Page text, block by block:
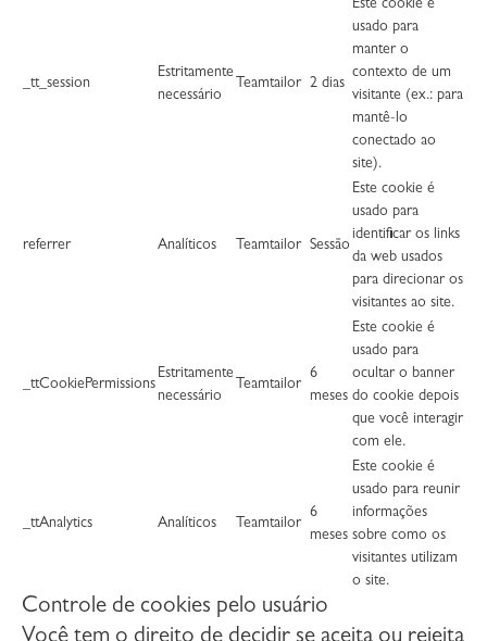
_tt_session
Estritamente
necessário
Teamtailor 2 dias
Este cookie é
usado para
manter o
contexto de um
visitante (ex.: para
mantê-lo
conectado ao
site).
referrer Analíticos Teamtailor Sessão
Este cookie é
usado para
identificar os links
da web usados
para direcionar os
visitantes ao site.
_ttCookiePermissions
Estritamente
necessário
Teamtailor
6
meses
Este cookie é
usado para
ocultar o banner
do cookie depois
que você interagir
com ele.
_ttAnalytics Analíticos Teamtailor
6
meses
Este cookie é
usado para reunir
informações
sobre como os
visitantes utilizam
o site.
Controle de cookies pelo usuário